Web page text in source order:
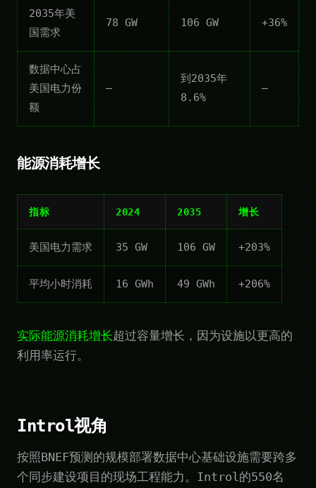
2035年美
国需求
78 GW 106 GW +36%
数据中心占
美国电力份
额
—
到2035年
8.6%
—
能源消耗增长
指标 2024 2035 增长
美国电力需求 35 GW 106 GW +203%
平均小时消耗 16 GWh 49 GWh +206%
实际能源消耗增长超过容量增长，因为设施以更高的
利用率运行。
Introl视角
按照BNEF预测的规模部署数据中心基础设施需要跨多
个同步建设项目的现场工程能力。Introl的550名